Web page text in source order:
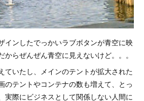
インしたでっかいラブボタンが青空に映
からぜんぜん青空に見えないけど。。。
ていたし、メインのテントが拡大された
のテントやコンテナの数も増えて、とっ
実際にビジネスとして関係しない人間に